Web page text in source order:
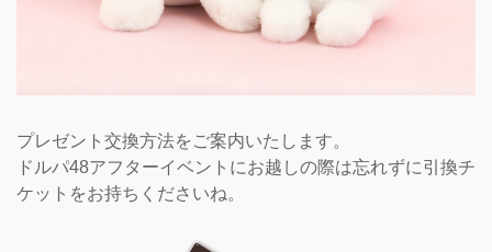
プレゼント交換方法をご案内いたします。
ドルパ48アフターイベントにお越しの際は忘れずに引換チ
ケットをお持ちくださいね。